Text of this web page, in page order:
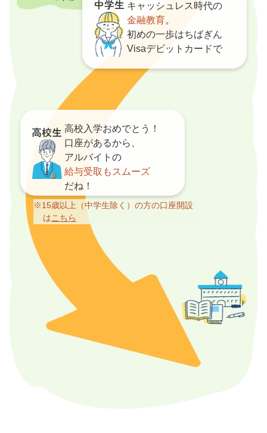
キャッシュレス時代の
金融教育。
初めの一歩はちばぎん
Visaデビットカードで
高校入学おめでとう！
口座があるから、
アルバイトの
給与受取もスムーズ
だね！
※15歳以上（中学生除く）の方の口座開設
はこちら